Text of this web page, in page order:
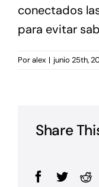
conectados
para evitar
Poralex | junio 25th,
Share
Facebook
Twitter